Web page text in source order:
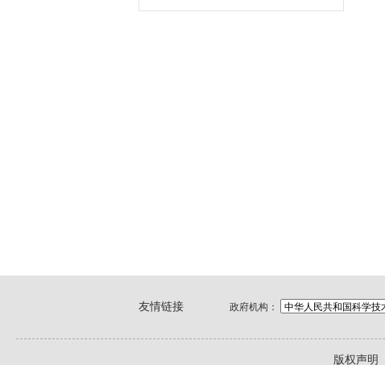
友情链接 政府机构：
版权声明